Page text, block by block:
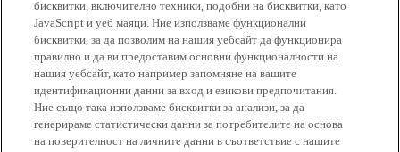
бисквитки, включително техники, подобни на бисквитки, като
JavaScript и уеб маяци. Ние използваме функционални
бисквитки, за да позволим на нашия уебсайт да функционира
правилно и да ви предоставим основни функционалности на
нашия уебсайт, като например запомняне на вашите
идентификационни данни за вход и езикови предпочитания.
Ние също така използваме бисквитки за анализи, за да
генерираме статистически данни за потребителите на основа
на поверителност на личните данни в съответствие с нашите